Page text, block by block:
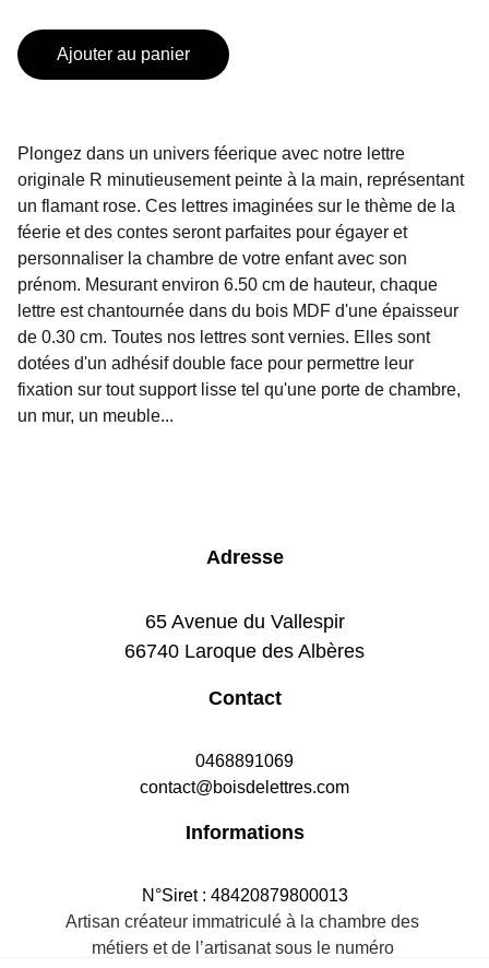
Ajouter au panier
Plongez dans un univers féerique avec notre lettre
originale R minutieusement peinte à la main, représentant
un flamant rose. Ces lettres imaginées sur le thème de la
féerie et des contes seront parfaites pour égayer et
personnaliser la chambre de votre enfant avec son
prénom. Mesurant environ 6.50 cm de hauteur, chaque
lettre est chantournée dans du bois MDF d'une épaisseur
de 0.30 cm. Toutes nos lettres sont vernies. Elles sont
dotées d'un adhésif double face pour permettre leur
fixation sur tout support lisse tel qu'une porte de chambre,
un mur, un meuble...
Adresse
65 Avenue du Vallespir
66740 Laroque des Albères
Contact
0468891069
contact@boisdelettres.com
Informations
N°Siret : 48420879800013
Artisan créateur immatriculé à la chambre des
métiers et de l’artisanat sous le numéro